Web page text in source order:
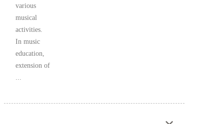
various
musical
activities.
In music
education,
extension of
...